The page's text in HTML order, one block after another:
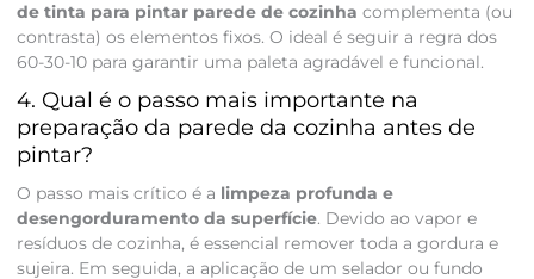
de tinta para pintar parede de cozinha complementa (ou
contrasta) os elementos fixos. O ideal é seguir a regra dos
60-30-10 para garantir uma paleta agradável e funcional.
4. Qual é o passo mais importante na
preparação da parede da cozinha antes de
pintar?
O passo mais crítico é a limpeza profunda e
desengorduramento da superfície. Devido ao vapor e
resíduos de cozinha, é essencial remover toda a gordura e
sujeira. Em seguida, a aplicação de um selador ou fundo